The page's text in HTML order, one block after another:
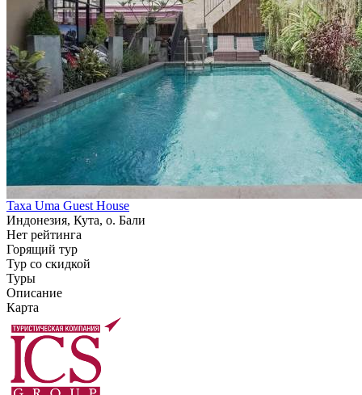
Taxa Uma Guest House
Индонезия, Кута, о. Бали
Нет рейтинга
Горящий тур
Тур со скидкой
Туры
Описание
Карта